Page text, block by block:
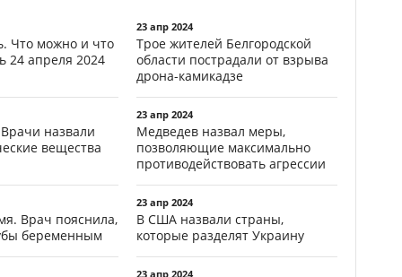
Что можно и что
24 апреля 2024
назвали
вещества
Врач пояснила,
беременным
23 апр 2024
Трое жителей Белгородской
области пострадали от взрыва
дрона-камикадзе
23 апр 2024
Медведев назвал меры,
позволяющие максимально
противодействовать агрессии
23 апр 2024
В США назвали страны,
которые разделят Украину
23 апр 2024